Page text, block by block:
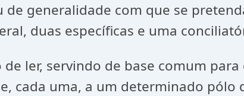
generalidade com que se
duas específicas e uma
ler, servindo de base comum
cada uma, a um determinado pólo